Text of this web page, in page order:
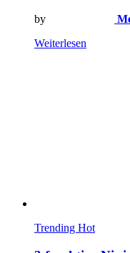
by
Weiterlesen
Trending Hot